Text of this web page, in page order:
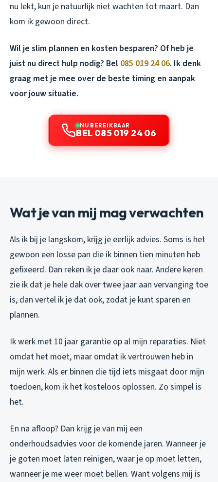
nu lekt, kun je natuurlijk niet wachten tot maart. Dan
kom ik gewoon direct.
Wil je slim plannen en kosten besparen? Of heb je
juist nu direct hulp nodig? Bel 085 019 24 06. Ik denk
graag met je mee over de beste timing en aanpak
voor jouw situatie.
NU BEREIKBAAR
BEL 085 019 24 06
Wat je van mij mag verwachten
Als ik bij je langskom, krijg je eerlijk advies. Soms is het
gewoon een losse pan die ik binnen tien minuten heb
gefixeerd. Dan reken ik je daar ook naar. Andere keren
zie ik dat je hele dak over twee jaar aan vervanging toe
is, dan vertel ik je dat ook, zodat je kunt sparen en
plannen.
Ik werk met 10 jaar garantie op al mijn reparaties. Niet
omdat het moet, maar omdat ik vertrouwen heb in
mijn werk. Als er binnen die tijd iets misgaat door mijn
toedoen, kom ik het kosteloos oplossen. Zo simpel is
het.
En na afloop? Dan krijg je van mij een
onderhoudsadvies voor de komende jaren. Wanneer je
je goten moet laten reinigen, waar je op moet letten,
wanneer je me weer moet bellen. Want volgens mij is